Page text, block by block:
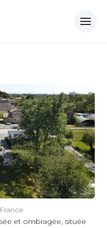
France
et ombragée, située